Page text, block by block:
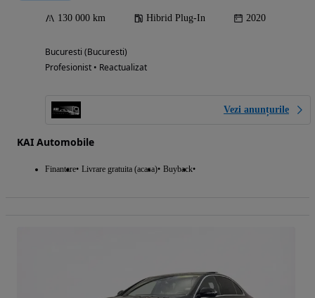
130 000 km Hibrid Plug-In 2020
Bucuresti (Bucuresti)
Profesionist • Reactualizat
Vezi anunțurile
KAI Automobile
Finantare Livrare gratuita (acasa) Buyback